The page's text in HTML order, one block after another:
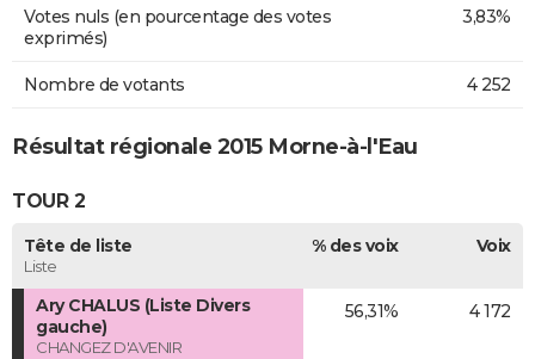
Votes nuls (en pourcentage des votes
exprimés)
3,83%
Nombre de votants 4 252
Résultat régionale 2015 Morne-à-l'Eau
TOUR 2
Tête de liste
Liste
% des voix Voix
Ary CHALUS (Liste Divers
gauche)
CHANGEZ D'AVENIR
56,31% 4 172